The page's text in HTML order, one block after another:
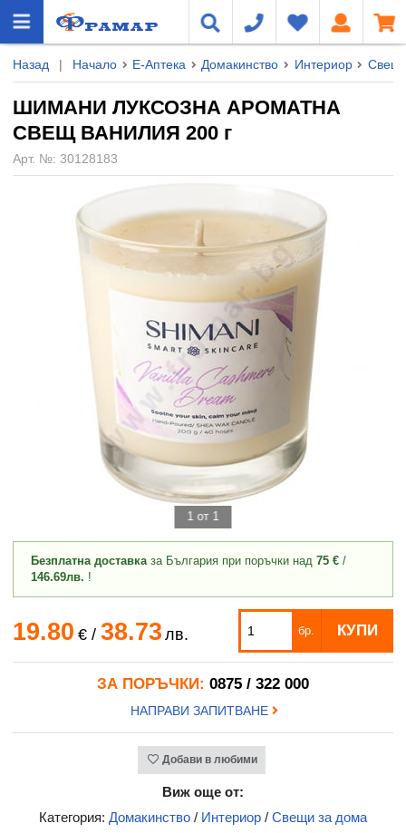
Назад | Начало Е-Аптека Домакинство Интериор
ШИМАНИ ЛУКСОЗНА АРОМАТНА
СВЕЩ ВАНИЛИЯ 200 г
Арт. №: 30128183
1 от 1
Безплатна доставказа България при поръчки над 75 € /
146.69лв. !
19.80 €/ 38.73 лв. бр. КУПИ
ЗА ПОРЪЧКИ: 0875 / 322 000
НАПРАВИ ЗАПИТВАНЕ
Добави в любими
Виж още от:
Категория: Домакинство / Интериор / Свещи за дома